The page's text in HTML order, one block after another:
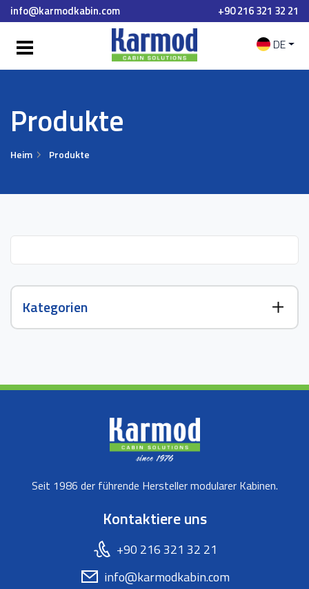
info@karmodkabin.com +90 216 321 32 21
DE
Produkte
Heim Produkte
Kategorien
Seit 1986 der führende Hersteller modularer Kabinen.
Kontaktiere uns
+90 216 321 32 21
info@karmodkabin.com